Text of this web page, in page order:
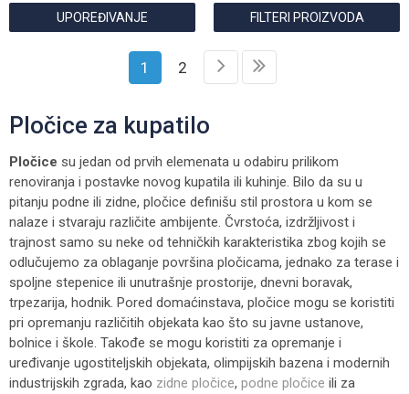
UPOREĐIVANJE FILTERI PROIZVODA
1 2
Pločice za kupatilo
Pločice su jedan od prvih elemenata u odabiru prilikom
renoviranja i postavke novog kupatila ili kuhinje. Bilo da su u
pitanju podne ili zidne, pločice definišu stil prostora u kom se
nalaze i stvaraju različite ambijente. Čvrstoća, izdržljivost i
trajnost samo su neke od tehničkih karakteristika zbog kojih se
odlučujemo za oblaganje površina pločicama, jednako za terase i
spoljne stepenice ili unutrašnje prostorije, dnevni boravak,
trpezarija, hodnik. Pored domaćinstava, pločice mogu se koristiti
pri opremanju različitih objekata kao što su javne ustanove,
bolnice i škole. Takođe se mogu koristiti za opremanje i
uređivanje ugostiteljskih objekata, olimpijskih bazena i modernih
industrijskih zgrada, kao zidne pločice, podne pločice ili za